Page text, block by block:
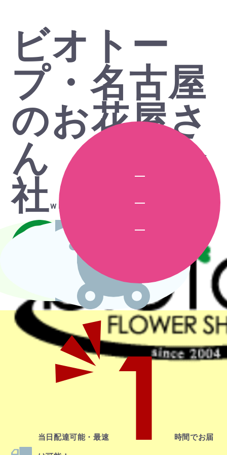
ビオトー
プ・名古屋
のお花屋さ
ん 株式会
社WEST FIELD
当日配達可能・最速1時間でお届